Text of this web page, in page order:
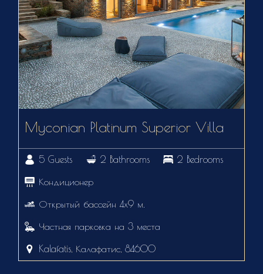
Myconian Platinum Superior Villa
5 Guests 2 Bathrooms 2 Bedrooms
Кондиционер
Открытый бассейн 4х9 м.
Частная парковка на 3 места
Kalafatis, Калафатис, 84600